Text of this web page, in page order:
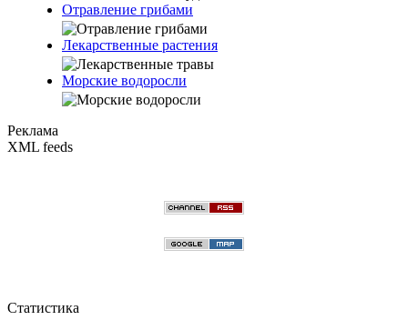
Отравление грибами
Лекарственные растения
Морские водоросли
Реклама
XML feeds
Статистика